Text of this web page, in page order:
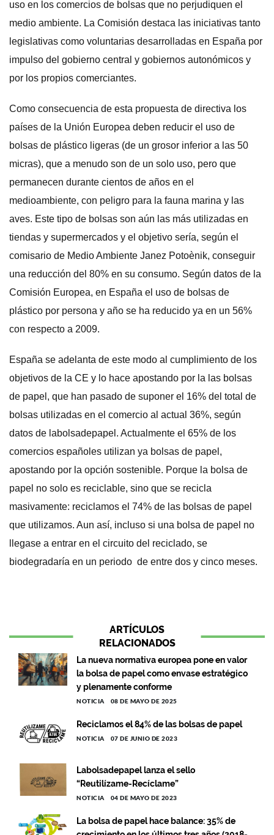
uso en los comercios de bolsas que no perjudiquen el
medio ambiente. La Comisión destaca las iniciativas tanto
legislativas como voluntarias desarrolladas en España por
impulso del gobierno central y gobiernos autonómicos y
por los propios comerciantes.
Como consecuencia de esta propuesta de directiva los
países de la Unión Europea deben reducir el uso de
bolsas de plástico ligeras (de un grosor inferior a las 50
micras), que a menudo son de un solo uso, pero que
permanecen durante cientos de años en el
medioambiente, con peligro para la fauna marina y las
aves. Este tipo de bolsas son aún las más utilizadas en
tiendas y supermercados y el objetivo sería, según el
comisario de Medio Ambiente Janez Potoènik, conseguir
una reducción del 80% en su consumo. Según datos de la
Comisión Europea, en España el uso de bolsas de
plástico por persona y año se ha reducido ya en un 56%
con respecto a 2009.
España se adelanta de este modo al cumplimiento de los
objetivos de la CE y lo hace apostando por la las bolsas
de papel, que han pasado de suponer el 16% del total de
bolsas utilizadas en el comercio al actual 36%, según
datos de labolsadepapel. Actualmente el 65% de los
comercios españoles utilizan ya bolsas de papel,
apostando por la opción sostenible. Porque la bolsa de
papel no solo es reciclable, sino que se recicla
masivamente: reciclamos el 74% de las bolsas de papel
que utilizamos. Aun así, incluso si una bolsa de papel no
llegase a entrar en el circuito del reciclado, se
biodegradaría en un periodo de entre dos y cinco meses.
ARTÍCULOS
RELACIONADOS
La nueva normativa europea pone en valor
la bolsa de papel como envase estratégico
y plenamente conforme
NOTICIA 08 DE MAYO DE 2025
Reciclamos el 84% de las bolsas de papel
NOTICIA 07 DE JUNIO DE 2023
Labolsadepapel lanza el sello
“Reutilízame-Recíclame”
NOTICIA 04 DE MAYO DE 2023
La bolsa de papel hace balance: 35% de